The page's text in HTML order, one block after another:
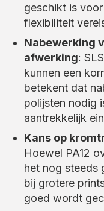
geschikt is
flexibiliteit
Nabewerking
afwerking:
kunnen een
betekent dat
polijsten nodig
aantrekkelijk
Kans op
Hoewel PA12
het nog steeds
bij grotere
goed wordt